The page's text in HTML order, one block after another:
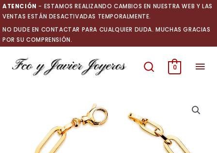
Ir
al
contenido
ATENCIÓN - ESTAMOS REALIZANDO CAMBIOS EN NUESTRA WEB Y LAS
VENTAS ESTÁN DESACTIVADAS TEMPORALMENTE.
NO DUDE EN CONTACTAR PARA CUALQUIER DUDA. MUCHAS GRACIAS
POR SU COMPRENSIÓN.
0